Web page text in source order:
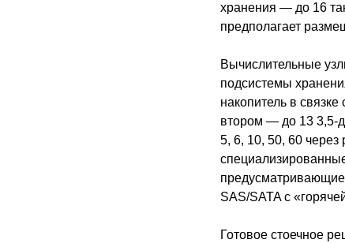
хранения — до 16
предполагает
Вычислительные
подсистемы
накопитель в
втором — до 13 3,5-
5, 6, 10, 50, 60
предусматривающие
SAS/SATA с
Готовое стоечное